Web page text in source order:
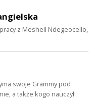
z Meshell Ndegeocello,
swoje Grammy pod
a także kogo nauczył